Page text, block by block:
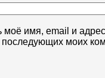
моё имя, email и
последующих моих